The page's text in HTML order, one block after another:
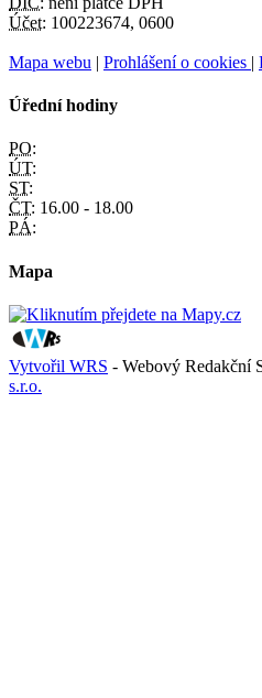
Účet: 100223674, 0600
Mapa webu | Prohlášení o cookies |
Úřední hodiny
PO:
ÚT:
ST:
ČT: 16.00 - 18.00
PÁ:
Mapa
Vytvořil WRS - Webový Redakční
s.r.o.